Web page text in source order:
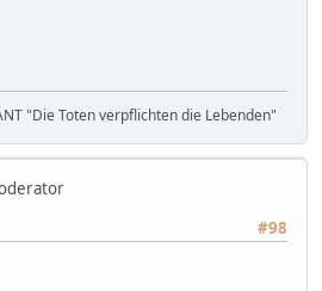
"Die Toten verpflichten die Lebenden"
#98